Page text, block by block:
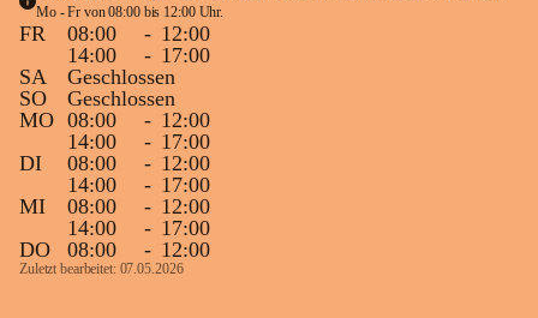
Mo - Fr von 08:00 bis 12:00 Uhr.
FR 08:00 - 12:00
14:00
- 17:00
SA
Geschlossen
SO
Geschlossen
MO 08:00 - 12:00
14:00
- 17:00
DI
08:00 - 12:00
14:00
- 17:00
MI
08:00 - 12:00
14:00
- 17:00
DO
08:00 - 12:00
Zuletzt bearbeitet: 07.05.2026